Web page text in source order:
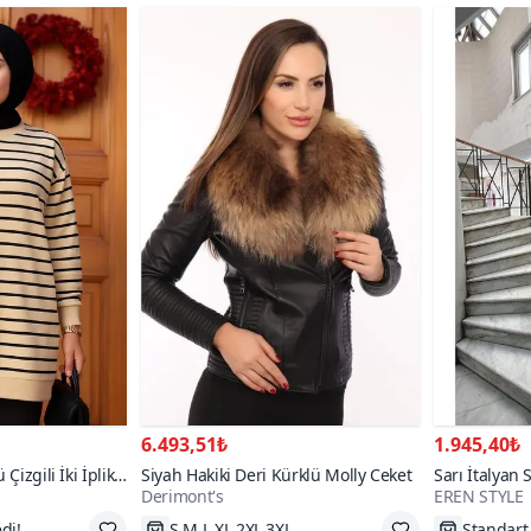
Çizgili İki İplik
6.493,51₺
Siyah Hakiki Deri Kürklü Molly Ceket
Derimont's
1.945,40₺
Sarı İtalyan
Keteni
Takım
EREN STYLE